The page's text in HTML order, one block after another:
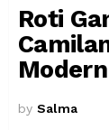
Roti
Modern
by Salma